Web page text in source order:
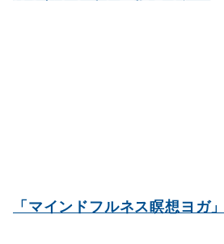
「マインドフルネス瞑想ヨガ